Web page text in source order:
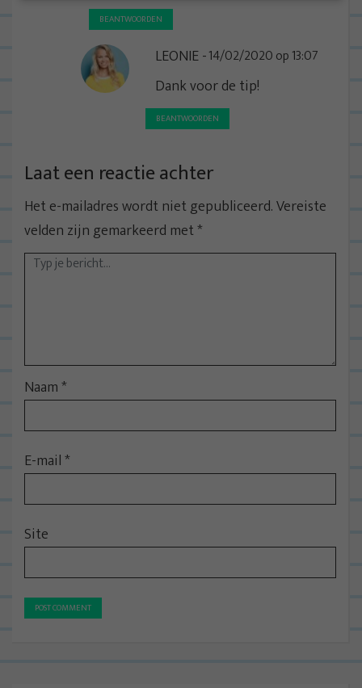
BEANTWOORDEN
LEONIE 14/02/2020 op 13:07
Dank voor de tip!
BEANTWOORDEN
Laat een reactie achter
Het e-mailadres wordt niet gepubliceerd.Vereiste
velden zijn gemarkeerd met*
Naam*
E-mail*
Site